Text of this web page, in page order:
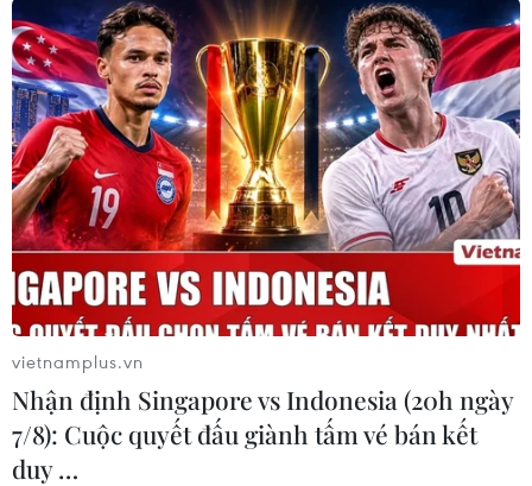
đó gần 10.000km./.
(TTXVN/Vietnam+)
vietnamplus.vn
Nhận định Singapore vs Indonesia (20h ngày
7/8): Cuộc quyết đấu giành tấm vé bán kết
duy …